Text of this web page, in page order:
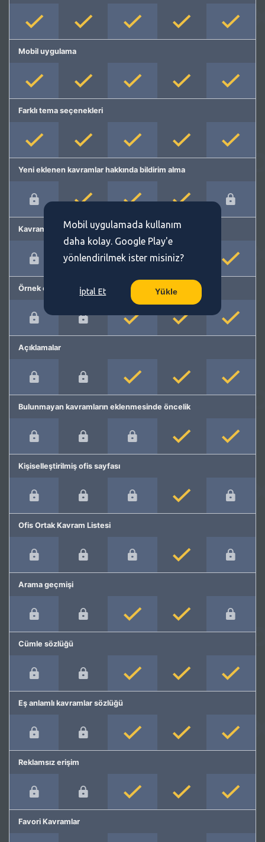
Mobil uygulama
Farklı tema seçenekleri
Yeni eklenen kavramlar hakkında bildirim alma
Kavram önerme
Örnek cümleler
Açıklamalar
Bulunmayan kavramların eklenmesinde öncelik
Kişiselleştirilmiş ofis sayfası
Ofis Ortak Kavram Listesi
Arama geçmişi
Cümle sözlüğü
Eş anlamlı kavramlar sözlüğü
Reklamsız erişim
Favori Kavramlar
Mobil uygulamada kullanım
daha kolay. Google Play'e
yönlendirilmek ister misiniz?
İptal Et Yükle